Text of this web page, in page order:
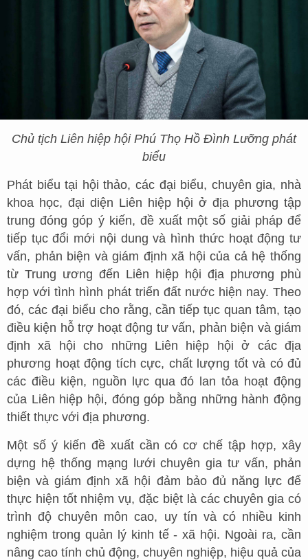
Chủ tịch Liên hiệp hội Phú Thọ Hồ Đình Lưỡng phát
biểu
Phát biểu tại hội thảo, các đại biểu, chuyên gia, nhà
khoa học, đại diện Liên hiệp hội ở địa phương tập
trung đóng góp ý kiến, đề xuất một số giải pháp để
tiếp tục đổi mới nội dung và hình thức hoạt động tư
vấn, phản biện và giám định xã hội của cả hệ thống
từ Trung ương đến Liên hiệp hội địa phương phù
hợp với tình hình phát triển đất nước hiện nay. Theo
đó, các đại biểu cho rằng, cần tiếp tục quan tâm, tạo
điều kiện hỗ trợ hoạt động tư vấn, phản biện và giám
định xã hội cho những Liên hiệp hội ở các địa
phương hoạt động tích cực, chất lượng tốt và có đủ
các điều kiện, nguồn lực qua đó lan tỏa hoạt động
của Liên hiệp hội, đóng góp bằng những hành động
thiết thực với địa phương.
Một số ý kiến đề xuất cần có cơ chế tập hợp, xây
dựng hệ thống mạng lưới chuyên gia tư vấn, phản
biện và giám định xã hội đảm bảo đủ năng lực để
thực hiện tốt nhiệm vụ, đặc biệt là các chuyên gia có
trình độ chuyên môn cao, uy tín và có nhiều kinh
nghiệm trong quản lý kinh tế - xã hội. Ngoài ra, cần
nâng cao tính chủ động, chuyên nghiệp, hiệu quả của